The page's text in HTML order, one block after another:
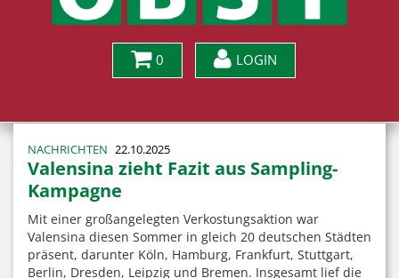
0 LOGIN
NACHRICHTEN 22.10.2025
Valensina zieht Fazit aus Sampling-
Kampagne
Mit einer großangelegten Verkostungsaktion war
Valensina diesen Sommer in gleich 20 deutschen Städten
präsent, darunter Köln, Hamburg, Frankfurt, Stuttgart,
Berlin, Dresden, Leipzig und Bremen. Insgesamt lief die